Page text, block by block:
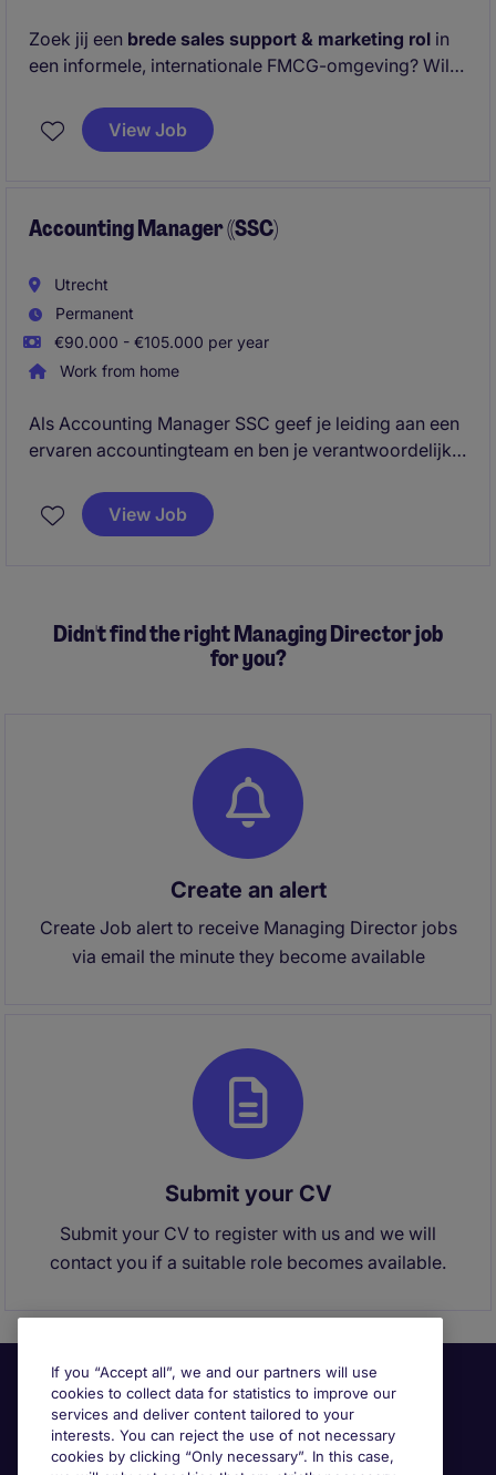
Zoek jij een brede sales support & marketing rol in
een informele, internationale FMCG-omgeving? Wil
Lees dan snel verder en ontdek jouw volgende stap!
View Job
Accounting Manager ((SSC)
Utrecht
Permanent
€90.000 - €105.000 per year
Work from home
Als Accounting Manager SSC geef je leiding aan een
ervaren accountingteam en ben je verantwoordelijk
professionalisering van de financiële administratie
binnen een complexe infrastructuur- en
in verandering.
View Job
Didn't find the right Managing Director job
for you?
Create an alert
Create Job alert to receive Managing Director jobs
via email the minute they become available
Submit your CV
Submit your CV to register with us and we will
contact you if a suitable role becomes available.
If you “Accept all”, we and our partners will use
cookies to collect data for statistics to improve our
services and deliver content tailored to your
interests. You can reject the use of not necessary
cookies by clicking “Only necessary”. In this case,